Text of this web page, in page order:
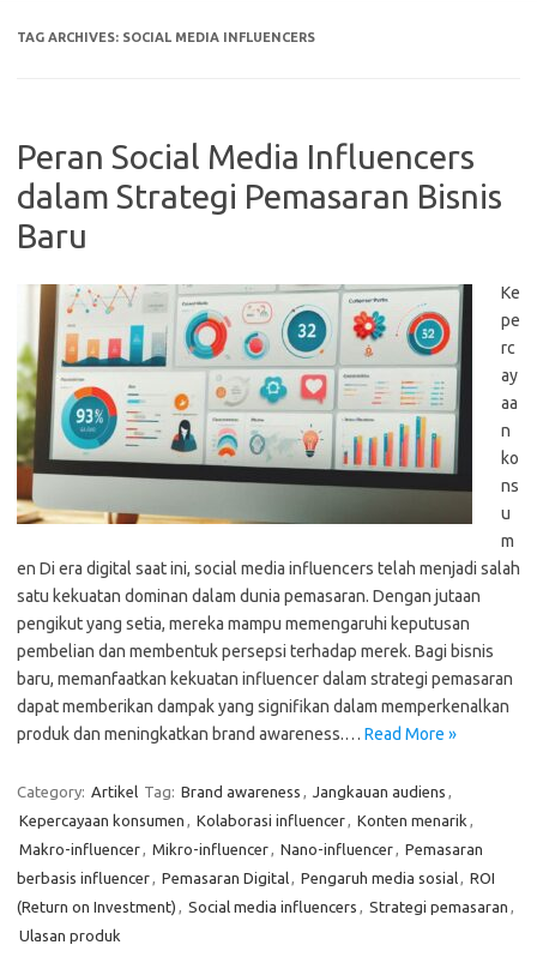
TAG ARCHIVES: SOCIAL MEDIA INFLUENCERS
Peran Social Media Influencers
dalam Strategi Pemasaran Bisnis
Baru
Ke
pe
rc
ay
aa
n
ko
ns
u
m
en Di era digital saat ini, social media influencers telah menjadi salah
satu kekuatan dominan dalam dunia pemasaran. Dengan jutaan
pengikut yang setia, mereka mampu memengaruhi keputusan
pembelian dan membentuk persepsi terhadap merek. Bagi bisnis
baru, memanfaatkan kekuatan influencer dalam strategi pemasaran
dapat memberikan dampak yang signifikan dalam memperkenalkan
produk dan meningkatkan brand awareness.… Read More »
Category: Artikel Tag: Brand awareness , Jangkauan audiens ,
Kepercayaan konsumen , Kolaborasi influencer, Konten menarik ,
Makro-influencer, Mikro-influencer, Nano-influencer, Pemasaran
berbasis influencer, Pemasaran Digital, Pengaruh media sosial, ROI
(Return on Investment) , Social media influencers , Strategi pemasaran ,
Ulasan produk